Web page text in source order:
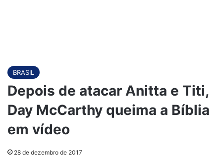
BRASIL
Depois de atacar Anitta e Titi,
Day McCarthy queima a Bíblia
em vídeo
28 de dezembro de 2017